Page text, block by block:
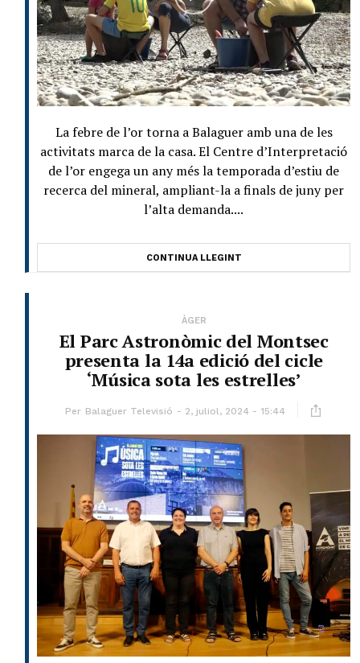
La febre de l’or torna a Balaguer amb una de les
activitats marca de la casa. El Centre d’Interpretació
de l’or engega un any més la temporada d’estiu de
recerca del mineral, ampliant-la a finals de juny per
l’alta demanda....
CONTINUA LLEGINT
ÀGER
El Parc Astronòmic del Montsec
presenta la 14a edició del cicle
‘Música sota les estrelles’
Per Balaguer Televisió 2, juliol, 2024 - 15:44